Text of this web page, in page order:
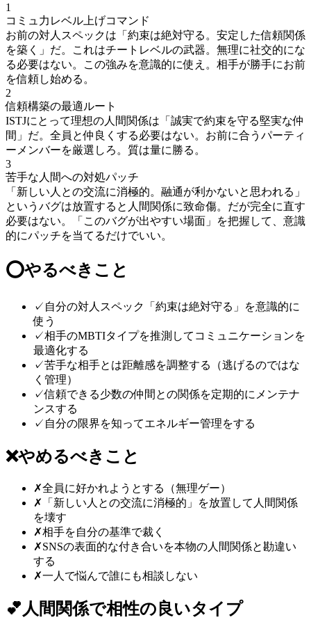
1
コミュ力レベル上げコマンド
お前の対人スペックは「約束は絶対守る。安定した信頼関係
を築く」だ。これはチートレベルの武器。無理に社交的にな
る必要はない。この強みを意識的に使え。相手が勝手にお前
を信頼し始める。
2
信頼構築の最適ルート
ISTJにとって理想の人間関係は「誠実で約束を守る堅実な仲
間」だ。全員と仲良くする必要はない。お前に合うパーティ
ーメンバーを厳選しろ。質は量に勝る。
3
苦手な人間への対処パッチ
「新しい人との交流に消極的。融通が利かないと思われる」
というバグは放置すると人間関係に致命傷。だが完全に直す
必要はない。「このバグが出やすい場面」を把握して、意識
的にパッチを当てるだけでいい。
⭕やるべきこと
✓ 自分の対人スペック「約束は絶対守る」を意識的に
使う
✓相手のMBTIタイプを推測してコミュニケーションを
最適化する
✓苦手な相手とは距離感を調整する（逃げるのではな
く管理）
✓信頼できる少数の仲間との関係を定期的にメンテナ
ンスする
✓ 自分の限界を知ってエネルギー管理をする
❌やめるべきこと
✗全員に好かれようとする（無理ゲー）
✗
「新しい人との交流に消極的」を放置して人間関係
を壊す
✗相手を自分の基準で裁く
✗SNSの表面的な付き合いを本物の人間関係と勘違い
する
✗一人で悩んで誰にも相談しない
💕 人間関係で相性の良いタイプ